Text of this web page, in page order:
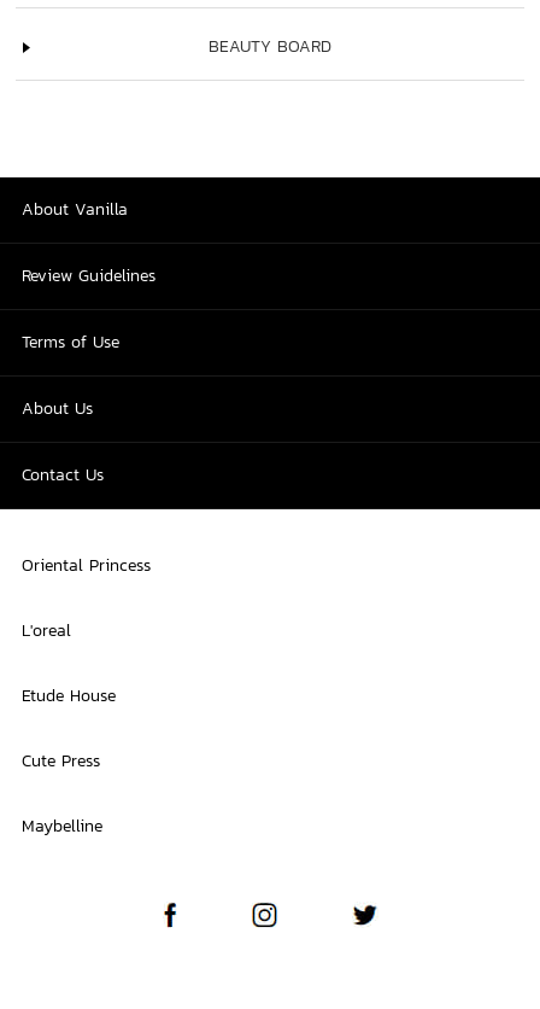
BEAUTY BOARD
About Vanilla
Review Guidelines
Terms of Use
About Us
Contact Us
Oriental Princess
L'oreal
Etude House
Cute Press
Maybelline